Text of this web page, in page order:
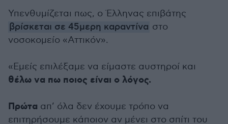
Υπενθυμίζεται πως, ο Έλληνας επιβάτης
βρίσκεται σε 45μερη καραντίνα στο
νοσοκομείο «Αττικόν».
«Εμείς επιλέξαμε να είμαστε αυστηροί και
θέλω να πω ποιος είναι ο λόγος.
Πρώτα απ’ όλα δεν έχουμε τρόπο να
επιτηρήσουμε κάποιον αν μένει στο σπίτι του